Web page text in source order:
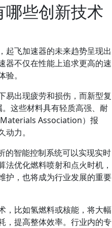
些创新技术
起飞加速器的未来趋势呈现出
器不仅在性能上追求更高的速
。
易出现疲劳和损伤，而新型复
这些材料具有轻质高强、耐
Association）报
力。
的智能控制系统可以实现实时
优化燃料喷射和点火时机，
护，也将成为行业发展的重要
，比如氢燃料或核能，将大幅
，提高整体效率。行业内的专